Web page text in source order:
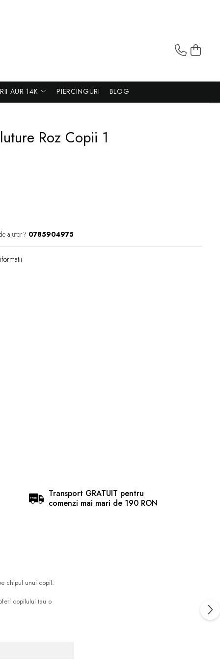
AUR 14K PIERCINGURI BLOG
Roz Copii 1
ajutor? 0785904975
Transport GRATUIT pentru
comenzi mai mari de 190 RON
chipul unui copil.
copilului tau o